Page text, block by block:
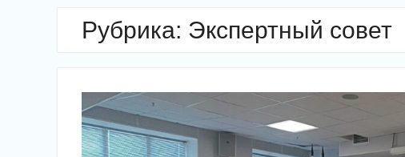
Рубрика: Экспертный совет